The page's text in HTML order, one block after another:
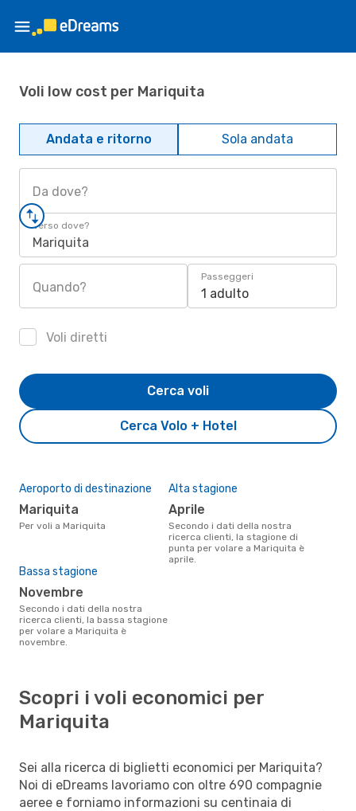
Voli low cost per Mariquita
Andata e ritorno Sola andata
Da dove?
Verso dove?
Mariquita
Quando?
Passeggeri
1 adulto
Voli diretti
Cerca Volo + Hotel
Cerca voli
Aeroporto di destinazione
Mariquita
Per voli a Mariquita
Alta stagione
aprile
Secondo i dati della nostra
ricerca clienti, la stagione di
punta per volare a Mariquita è
aprile.
Bassa stagione
novembre
Secondo i dati della nostra
ricerca clienti, la bassa stagione
per volare a Mariquita è
novembre.
Scopri i voli economici per
Mariquita
Sei alla ricerca di biglietti economici per Mariquita?
Noi di eDreams lavoriamo con oltre 690 compagnie
aeree e forniamo informazioni su centinaia di